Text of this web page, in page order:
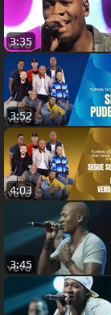
3:35
3:52
4:03
3:45